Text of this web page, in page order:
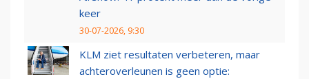
keer
30-07-2026, 9:30
KLM ziet resultaten verbeteren, maar
achteroverleunen is geen optie: